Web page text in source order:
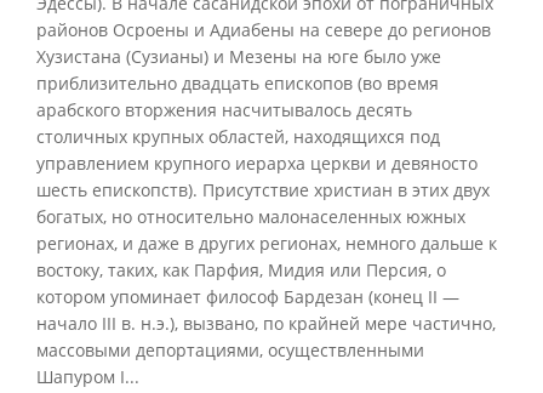
районов Осроены и Адиабены на севере до регионов
Хузистана (Сузианы) и Мезены на юге было уже
приблизительно двадцать епископов (во время
арабского вторжения насчитывалось десять
столичных крупных областей, находящихся под
управлением крупного иерарха церкви и девяносто
шесть епископств). Присутствие христиан в этих двух
богатых, но относительно малонаселенных южных
регионах, и даже в других регионах, немного дальше к
востоку, таких, как Парфия, Мидия или Персия, о
котором упоминает философ Бардезан (конец II —
начало III в. н.э.), вызвано, по крайней мере частично,
массовыми депортациями, осуществленными
Шапуром I...